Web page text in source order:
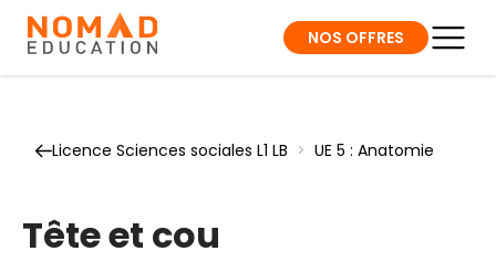
NOS OFFRES
Licence Sciences sociales L1 LB > UE 5 : Anatomie
Tête et cou